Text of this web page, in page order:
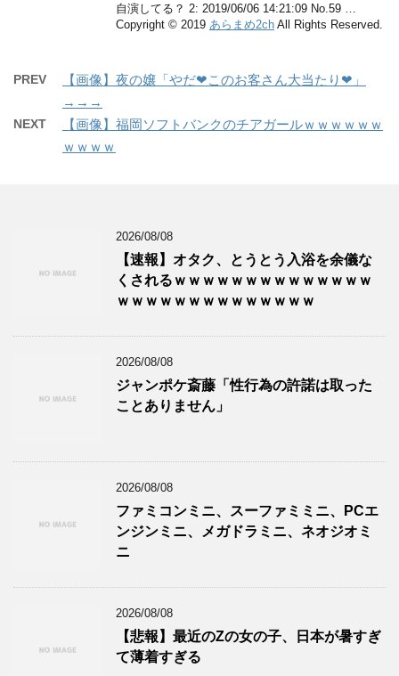
自演してる？ 2: 2019/06/06 14:21:09 No.59 …
Copyright © 2019 あらまめ2ch All Rights Reserved.
PREV
【画像】夜の嬢「やだ❤このお客さん大当たり❤」
→→→
NEXT
【画像】福岡ソフトバンクのチアガールｗｗｗｗｗｗ
ｗｗｗｗ
2026/08/08
【速報】オタク、とうとう入浴を余儀な
くされるｗｗｗｗｗｗｗｗｗｗｗｗｗｗ
ｗｗｗｗｗｗｗｗｗｗｗｗｗｗ
2026/08/08
ジャンポケ斎藤「性行為の許諾は取った
ことありません」
2026/08/08
ファミコンミニ、スーファミミニ、PCエ
ンジンミニ、メガドラミニ、ネオジオミ
ニ
2026/08/08
【悲報】最近のZの女の子、日本が暑すぎ
て薄着すぎる